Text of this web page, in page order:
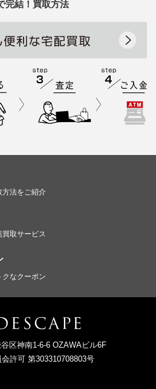
完結！買取方法
方法をご紹介
取サービス
クなクーポン
区神南1-6-6 OZAWAビル6F
許可 第303310708803号